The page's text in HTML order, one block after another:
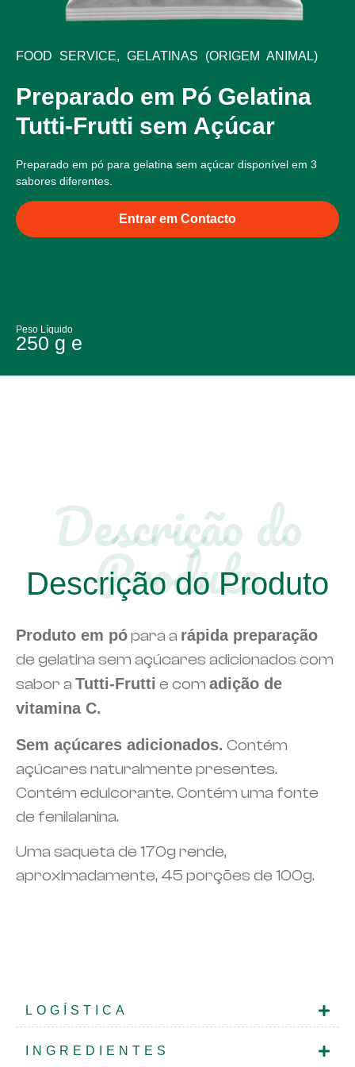
FOOD SERVICE, GELATINAS (ORIGEM ANIMAL)
Preparado em Pó Gelatina
Tutti-Frutti sem Açúcar
Preparado em pó para gelatina sem açúcar disponível em 3
sabores diferentes.
Entrar em Contacto
Peso Líquido
250 g e
Descrição do
Produto
Descrição do Produto
Produto em pópara a rápida preparação
de gelatina sem açúcares adicionados com
sabor a Tutti-Frutti e com adição de
vitamina C.
Sem açúcares adicionados. Contém
açúcares naturalmente presentes.
Contém edulcorante. Contém uma fonte
de fenilalanina.
Uma saqueta de 170g rende,
aproximadamente, 45 porções de 100g.
LOGÍSTICA
INGREDIENTES